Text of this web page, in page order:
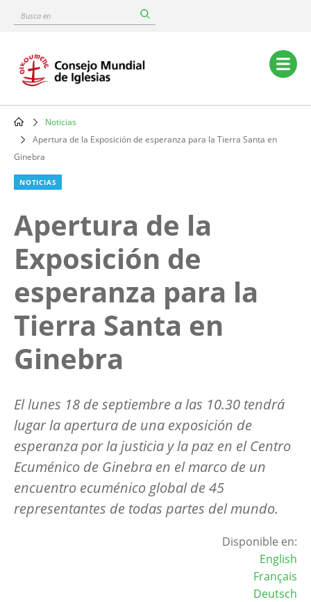
content
Busca
Main
navigation
Breadcrumb
Noticias
Apertura de la Exposición de esperanza para la Tierra Santa en
Ginebra
NOTICIAS
Apertura de la
Exposición de
esperanza para la
Tierra Santa en
Ginebra
El lunes 18 de septiembre a las 10.30 tendrá
lugar la apertura de una exposición de
esperanza por la justicia y la paz en el Centro
Ecuménico de Ginebra en el marco de un
encuentro ecuménico global de 45
representantes de todas partes del mundo.
Disponible en:
English
Français
Deutsch